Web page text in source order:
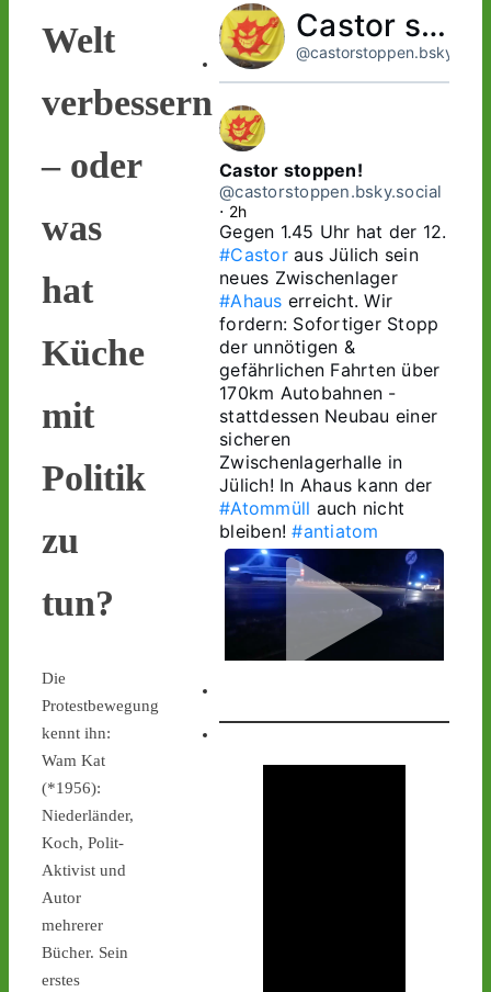
Welt
verbessern
– oder
was
hat
Küche
mit
Politik
zu
tun?
Die
Protestbewegung
kennt ihn:
Wam Kat
(*1956):
Niederländer,
Koch, Polit-
Aktivist und
Autor
mehrerer
Bücher. Sein
erstes
Castor stoppen!
Castor stoppen!
@castorstoppen.bsky.social
⋅ 2h
#Castor aus Jülich sein
neues Zwischenlager
#Ahaus erreicht. Wir
fordern: Sofortiger Stopp
der unnötigen &
gefährlichen Fahrten über
170km Autobahnen -
stattdessen Neubau einer
sicheren
Zwischenlagerhalle in
#Atommüll auch nicht
bleiben! #antiatom